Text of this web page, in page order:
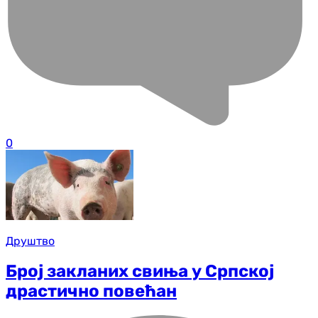
0
Друштво
Број закланих свиња у Српској
драстично повећан